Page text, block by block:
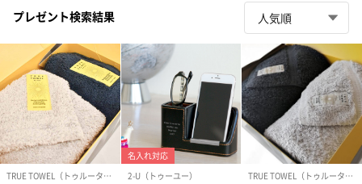
プレゼント検索結果